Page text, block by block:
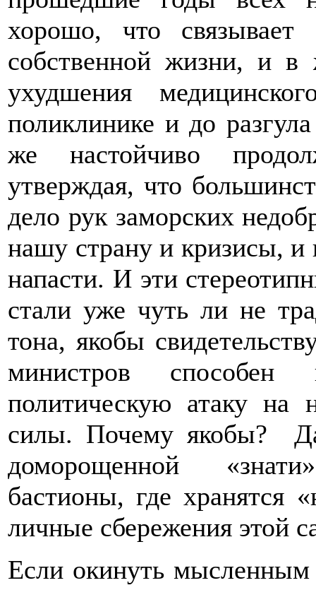
хорошо, что
собственной жизни, и в
ухудшения
поликлинике и до
же настойчиво
утверждая, что
дело рук заморских
нашу страну и кризисы, и
напасти. И эти
стали уже чуть ли не
тона, якобы
министров способен
политическую атаку на
силы. Почему якобы?
доморощенной «знати»
бастионы, где хранятся
личные сбережения этой
Если окинуть мысленным